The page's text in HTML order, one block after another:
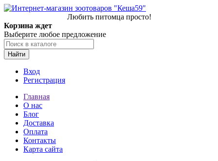
Любить питомца просто!
Корзина ждет
Выберите любое предложение
Найти
Вход
Регистрация
Главная
О нас
Блог
Доставка
Оплата
Контакты
Карта сайта